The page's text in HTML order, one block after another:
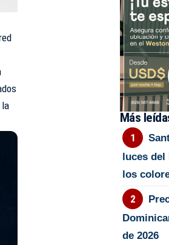
la
Más
luces del
los
de 2026